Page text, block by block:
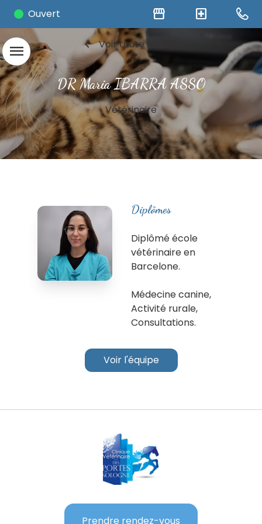
Ouvert storefront local_hospital
menu chevron_left Voir toute l'équipe
DR Maria IBARRA ASSO
Vétérinaire
Diplômes
Diplômé école
vétérinaire en
Barcelone.
Médecine canine,
Activité rurale,
Consultations.
Voir l'équipe
Prendre rendez-vous